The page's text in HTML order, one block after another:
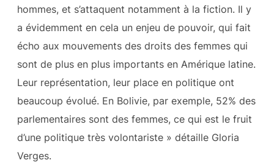
hommes, et s’attaquent notamment à la fiction. Il y
a évidemment en cela un enjeu de pouvoir, qui fait
écho aux mouvements des droits des femmes qui
sont de plus en plus importants en Amérique latine.
Leur représentation, leur place en politique ont
beaucoup évolué. En Bolivie, par exemple, 52% des
parlementaires sont des femmes, ce qui est le fruit
d’une politique très volontariste » détaille Gloria
Verges.